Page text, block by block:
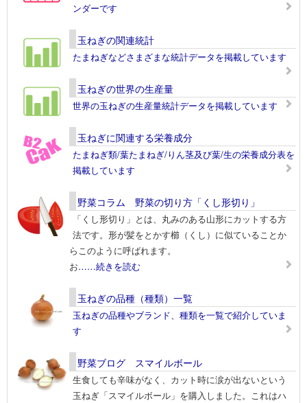
ンダーです
玉ねぎの関連統計
たまねぎなどさまざまな統計データを掲載しています
玉ねぎの世界の生産量
世界の玉ねぎの生産量統計データを掲載しています
玉ねぎに関連する栄養成分
たまねぎ類/葉たまねぎ/りん茎及び葉/生の栄養成分表を
掲載しています
野菜コラム 野菜の切り方「くし形切り」
「くし形切り」とは、丸みのある山形にカットする方
法です。形が髪をとかす櫛（くし）に似ていることか
らこのように呼ばれます。
お……続きを読む
玉ねぎの品種（種類）一覧
玉ねぎの品種やブランド、種類を一覧で紹介していま
す
野菜ブログ スマイルボール
生食しても辛味がなく、カット時に涙が出ないという
玉ねぎ「スマイルボール」を購入しました。これはハ